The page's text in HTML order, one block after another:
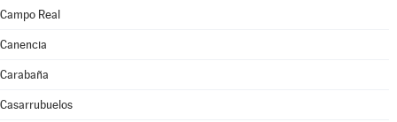
Campo Real
Canencia
Carabaña
Casarrubuelos